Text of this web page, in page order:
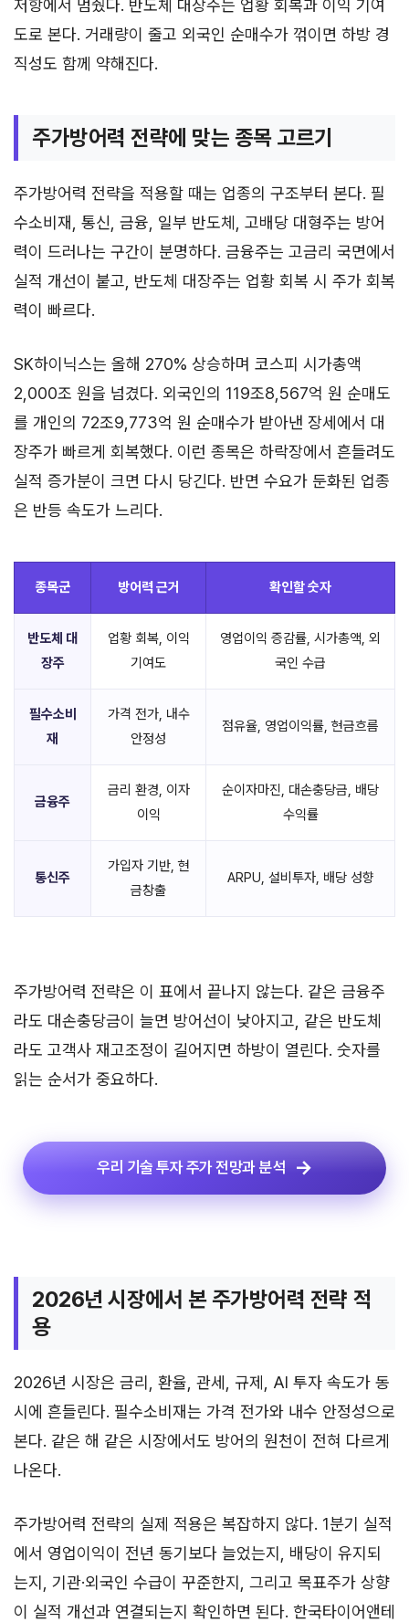
저항에서 멈췄다. 반도체 대장주는 업황 회복과 이익 기여
도로 본다. 거래량이 줄고 외국인 순매수가 꺾이면 하방 경
직성도 함께 약해진다.
주가방어력 전략에 맞는 종목 고르기
주가방어력 전략을 적용할 때는 업종의 구조부터 본다. 필
수소비재, 통신, 금융, 일부 반도체, 고배당 대형주는 방어
력이 드러나는 구간이 분명하다. 금융주는 고금리 국면에서
실적 개선이 붙고, 반도체 대장주는 업황 회복 시 주가 회복
력이 빠르다.
SK하이닉스는 올해 270% 상승하며 코스피 시가총액
2,000조 원을 넘겼다. 외국인의 119조8,567억 원 순매도
를 개인의 72조9,773억 원 순매수가 받아낸 장세에서 대
장주가 빠르게 회복했다. 이런 종목은 하락장에서 흔들려도
실적 증가분이 크면 다시 당긴다. 반면 수요가 둔화된 업종
은 반등 속도가 느리다.
종목군 방어력 근거 확인할 숫자
반도체 대
장주
업황 회복, 이익
기여도
영업이익 증감률, 시가총액, 외
국인 수급
필수소비
재
가격 전가, 내수
안정성
점유율, 영업이익률, 현금흐름
금융주
금리 환경, 이자
이익
순이자마진, 대손충당금, 배당
수익률
통신주
가입자 기반, 현
금창출
ARPU, 설비투자, 배당 성향
주가방어력 전략은 이 표에서 끝나지 않는다. 같은 금융주
라도 대손충당금이 늘면 방어선이 낮아지고, 같은 반도체
라도 고객사 재고조정이 길어지면 하방이 열린다. 숫자를
읽는 순서가 중요하다.
우리 기술 투자 주가 전망과 분석
2026년 시장에서 본 주가방어력 전략 적
용
2026년 시장은 금리, 환율, 관세, 규제, AI 투자 속도가 동
시에 흔들린다. 필수소비재는 가격 전가와 내수 안정성으로
본다. 같은 해 같은 시장에서도 방어의 원천이 전혀 다르게
나온다.
주가방어력 전략의 실제 적용은 복잡하지 않다. 1분기 실적
에서 영업이익이 전년 동기보다 늘었는지, 배당이 유지되
는지, 기관·외국인 수급이 꾸준한지, 그리고 목표주가 상향
이 실적 개선과 연결되는지 확인하면 된다. 한국타이어앤테